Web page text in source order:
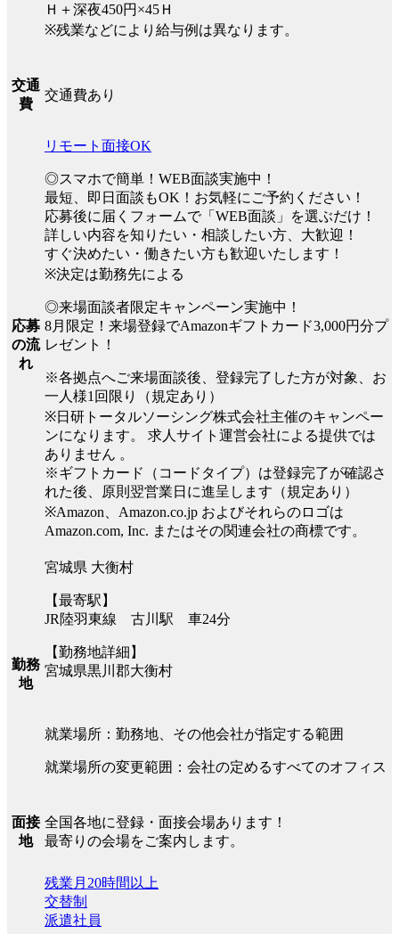
Ｈ＋深夜450円×45Ｈ
※残業などにより給与例は異なります。
交通
費
交通費あり
応募
の流
れ
リモート面接OK
◎スマホで簡単！WEB面談実施中！
最短、即日面談もOK！お気軽にご予約ください！
応募後に届くフォームで「WEB面談」を選ぶだけ！
詳しい内容を知りたい・相談したい方、大歓迎！
すぐ決めたい・働きたい方も歓迎いたします！
※決定は勤務先による
◎来場面談者限定キャンペーン実施中！
8月限定！来場登録でAmazonギフトカード3,000円分プ
レゼント！
※各拠点へご来場面談後、登録完了した方が対象、お
一人様1回限り（規定あり）
※日研トータルソーシング株式会社主催のキャンペー
ンになります。 求人サイト運営会社による提供では
ありません 。
※ギフトカード（コードタイプ）は登録完了が確認さ
れた後、原則翌営業日に進呈します（規定あり）
※Amazon、Amazon.co.jp およびそれらのロゴは
Amazon.com, Inc. またはその関連会社の商標です。
勤務
地
宮城県 大衡村
【最寄駅】
JR陸羽東線 古川駅 車24分
【勤務地詳細】
宮城県黒川郡大衡村
就業場所：勤務地、その他会社が指定する範囲
就業場所の変更範囲：会社の定めるすべてのオフィス
面接
地
全国各地に登録・面接会場あります！
最寄りの会場をご案内します。
残業月20時間以上
交替制
派遣社員